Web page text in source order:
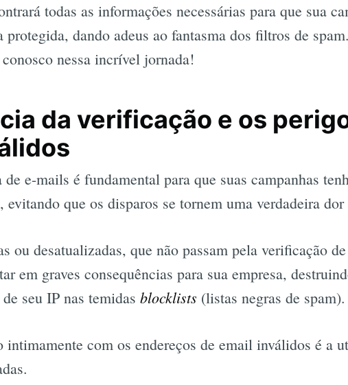
todas as informações necessárias para que sua
dando adeus ao fantasma dos filtros de
nessa incrível jornada!
da verificação e os
e-mails é fundamental para que suas campanhas
evitando que os disparos se tornem uma verdadeira dor
ou desatualizadas, que não passam pela verificação
em graves consequências para sua empresa,
seu IP nas temidas blocklists (listas negras de spam).
com os endereços de email inválidos é a